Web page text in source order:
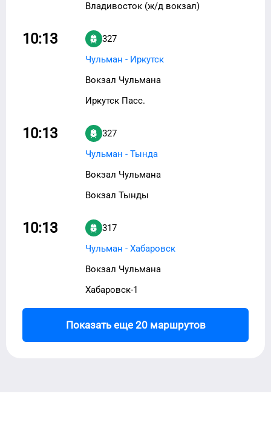
Владивосток (ж/д вокзал)
10:13
327
Чульман - Иркутск
Вокзал Чульмана
Иркутск Пасс.
10:13
327
Чульман - Тында
Вокзал Чульмана
Вокзал Тынды
10:13
317
Чульман - Хабаровск
Вокзал Чульмана
Хабаровск-1
Показать еще 20 маршрутов